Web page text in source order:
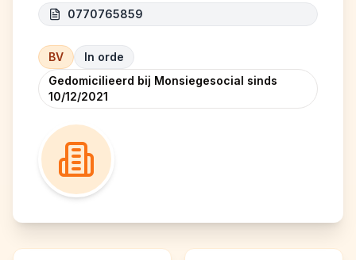
0770765859
BV
In orde
Gedomicilieerd bij Monsiegesocial sinds
10/12/2021